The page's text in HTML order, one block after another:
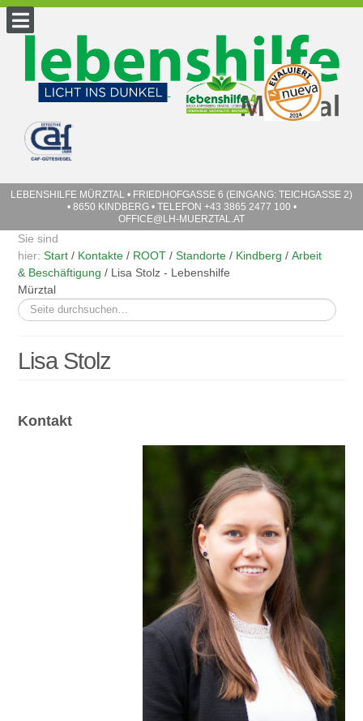
LEBENSHILFE MÜRZTAL • FRIEDHOFGASSE 6 (EINGANG: TEICHGASSE 2)
• 8650 KINDBERG • TELEFON +43 3865 2477 100 •
OFFICE@LH-MUERZTAL.AT
Sie sind
hier: Start / Kontakte / ROOT / Standorte / Kindberg / Arbeit
& Beschäftigung / Lisa Stolz - Lebenshilfe
Mürztal
Suchen
...
Lisa Stolz
Kontakt